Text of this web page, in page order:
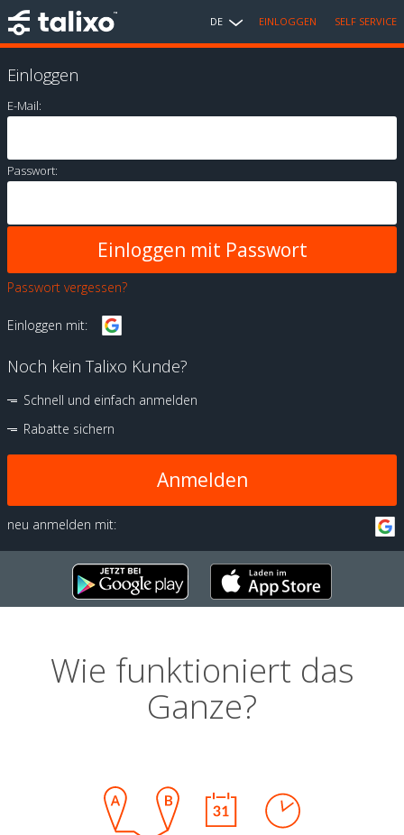
DE EINLOGGEN SELF SERVICE
Einloggen
E-Mail:
Passwort:
Passwort vergessen?
Einloggen mit:
Noch kein Talixo Kunde?
Schnell und einfach anmelden
Rabatte sichern
Anmelden
neu anmelden mit:
Wie funktioniert das
Ganze?